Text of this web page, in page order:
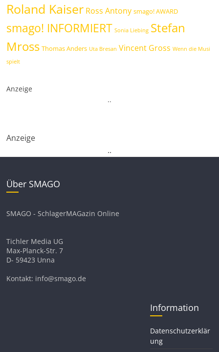
Roland Kaiser Ross Antony smago! AWARD
smago! INFORMIERT Sonia Liebing Stefan
Mross Thomas Anders Uta Bresan Vincent Gross Wenn die Musi
spielt
Anzeige
..
Anzeige
..
Über SMAGO
SMAGO - SchlagerMAGazin Online
Tichler Media UG
Max-Planck-Str. 7
D- 59423 Unna
Kontakt: info@smago.de
Information
Datenschutzerklär
ung